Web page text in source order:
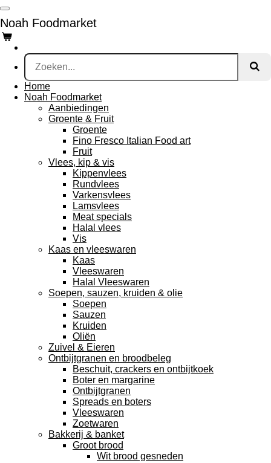
Ga
direct
naar
de
hoofdinhoud
Noah Foodmarket
Home
Noah Foodmarket
Aanbiedingen
Groente & Fruit
Groente
Fino Fresco Italian Food art
Fruit
Vlees, kip & vis
Kippenvlees
Rundvlees
Varkensvlees
Lamsvlees
Meat specials
Halal vlees
Vis
Kaas en vleeswaren
Kaas
Vleeswaren
Halal Vleeswaren
Soepen, sauzen, kruiden & olie
Soepen
Sauzen
Kruiden
Oliën
Zuivel & Eieren
Ontbijtgranen en broodbeleg
Beschuit, crackers en ontbijtkoek
Boter en margarine
Ontbijtgranen
Spreads en boters
Vleeswaren
Zoetwaren
Bakkerij & banket
Groot brood
Wit brood gesneden